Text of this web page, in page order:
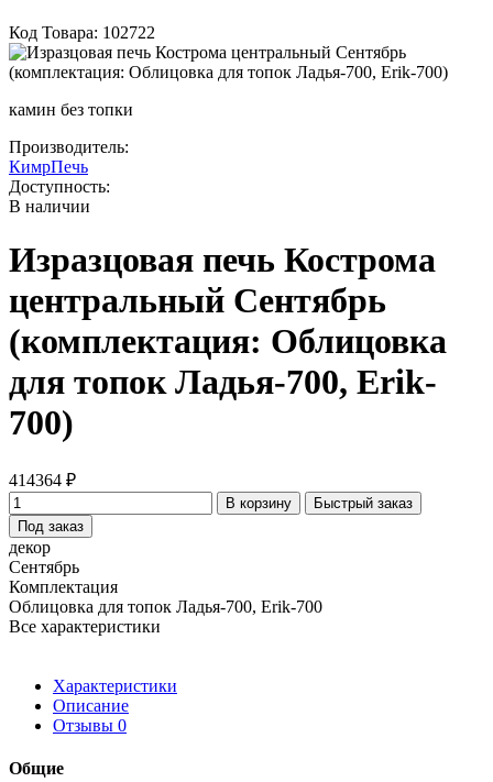
Код Товара: 102722
камин без топки
Производитель:
КимрПечь
Доступность:
В наличии
Изразцовая печь Кострома
центральный Сентябрь
(комплектация: Облицовка
для топок Ладья-700, Erik-
700)
414364 ₽
В корзину
Быстрый заказ
Под заказ
декор
Сентябрь
Комплектация
Облицовка для топок Ладья-700, Erik-700
Все характеристики
Характеристики
Описание
Отзывы 0
Общие